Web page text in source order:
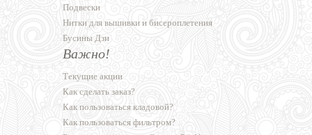
Подвески
Нитки для вышивки и бисероплетения
Бусины Дзи
Важно!
Текущие акции
Как сделать заказ?
Как пользоваться кладовой?
Как пользоваться фильтром?